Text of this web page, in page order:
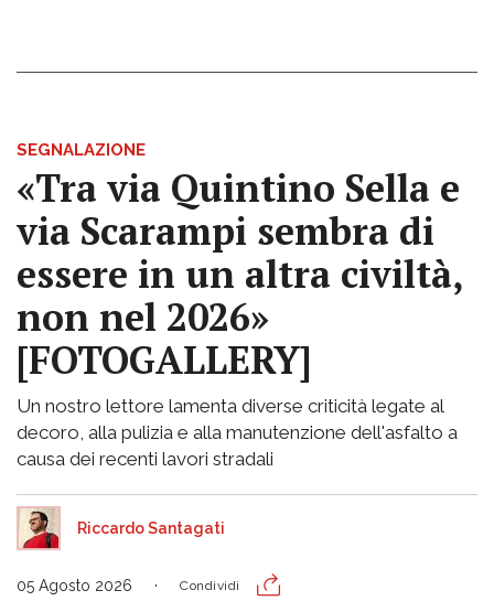
SEGNALAZIONE
«Tra via Quintino Sella e
via Scarampi sembra di
essere in un altra civiltà,
non nel 2026»
[FOTOGALLERY]
Un nostro lettore lamenta diverse criticità legate al
decoro, alla pulizia e alla manutenzione dell'asfalto a
causa dei recenti lavori stradali
Riccardo Santagati
05 Agosto 2026 Condividi